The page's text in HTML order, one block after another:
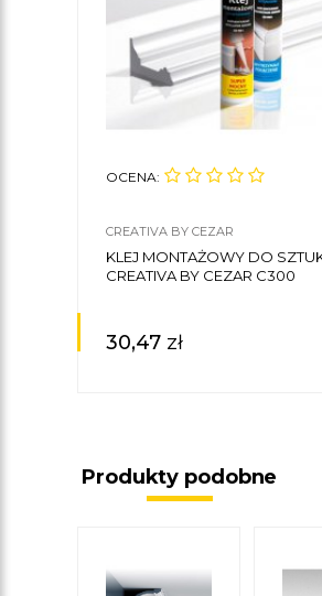
OCENA:
CREATIVA BY CEZAR
KLEJ MONTAŻOWY DO
CREATIVA BY CEZAR C300
30,47 zł
Produkty podobne